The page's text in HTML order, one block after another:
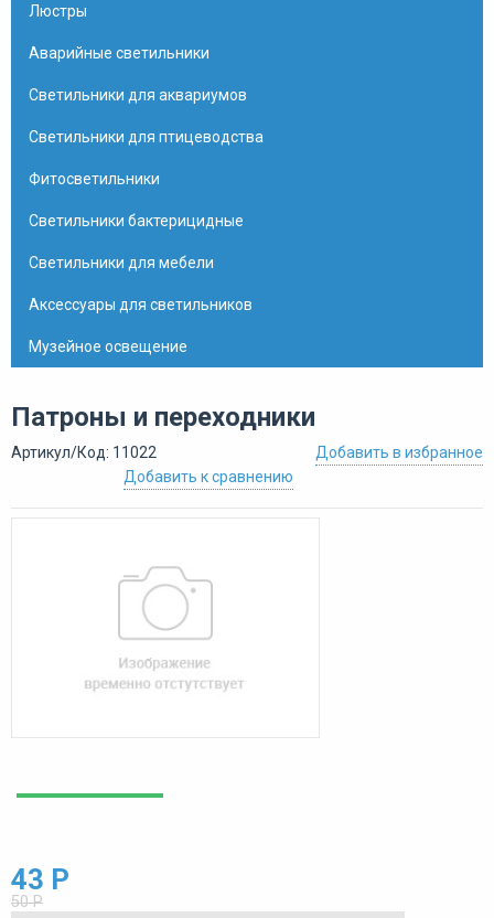
Люстры
Аварийные светильники
Светильники для аквариумов
Светильники для птицеводства
Фитосветильники
Светильники бактерицидные
Светильники для мебели
Аксессуары для светильников
Музейное освещение
Патроны и переходники
Артикул/Код: 11022
Добавить в избранное
Добавить к сравнению
43 Р
50 Р